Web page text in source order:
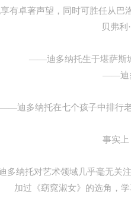
有卓著声望，同时可胜任从巴
贝弗利
——迪多纳托生于堪萨斯城
——迪多纳
多纳托在七个孩子中排行老六
事实上，
纳托对艺术领域几乎毫无关注
加过《窈窕淑女》的选角，